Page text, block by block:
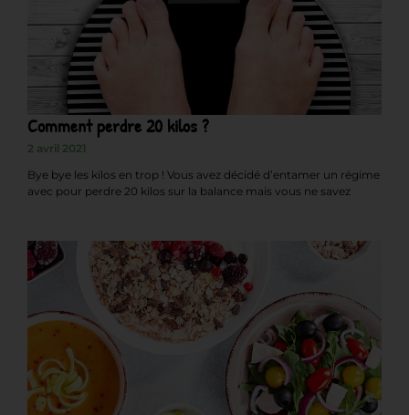
Comment perdre 20 kilos ?
2 avril 2021
Bye bye les kilos en trop ! Vous avez décidé d’entamer un régime
avec pour perdre 20 kilos sur la balance mais vous ne savez